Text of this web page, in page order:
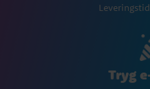
Tryg